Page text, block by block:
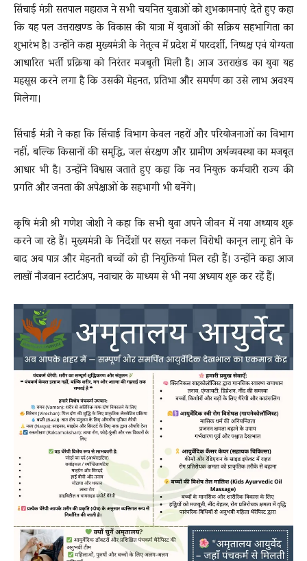
सिंचाई मंत्री सतपाल महाराज ने सभी चयनित युवाओं को शुभकामनाएं देते हुए कहा
कि यह पल उत्तराखण्ड के विकास की यात्रा में युवाओं की सक्रिय सहभागिता का
शुभारंभ है। उन्होंने कहा मुख्यमंत्री के नेतृत्व में प्रदेश में पारदर्शी, निष्पक्ष एवं योग्यता
आधारित भर्ती प्रक्रिया को निरंतर मजबूती मिली है। आज उत्तराखंड का युवा यह
महसूस करने लगा है कि उसकी मेहनत, प्रतिभा और समर्पण का उसे लाभ अवश्य
मिलेगा।
सिंचाई मंत्री ने कहा कि सिंचाई विभाग केवल नहरों और परियोजनाओं का विभाग
नहीं, बल्कि किसानों की समृद्धि, जल संरक्षण और ग्रामीण अर्थव्यवस्था का मजबूत
आधार भी है। उन्होंने विश्वास जताते हुए कहा कि नव नियुक्त कर्मचारी राज्य की
प्रगति और जनता की अपेक्षाओं के सहभागी भी बनेंगे।
कृषि मंत्री श्री गणेश जोशी ने कहा कि सभी युवा अपने जीवन में नया अध्याय शुरू
करने जा रहे हैं। मुख्यमंत्री के निर्देशों पर सख्त नकल विरोधी कानून लागू होने के
बाद अब पात्र और मेहनती बच्चों को ही नियुक्तियां मिल रही हैं। उन्होंने कहा आज
लाखों नौजवान स्टार्टअप, नवाचार के माध्यम से भी नया अध्याय शुरू कर रहें हैं।